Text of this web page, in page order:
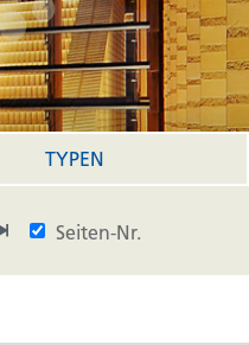
TYPEN
Seiten-Nr.